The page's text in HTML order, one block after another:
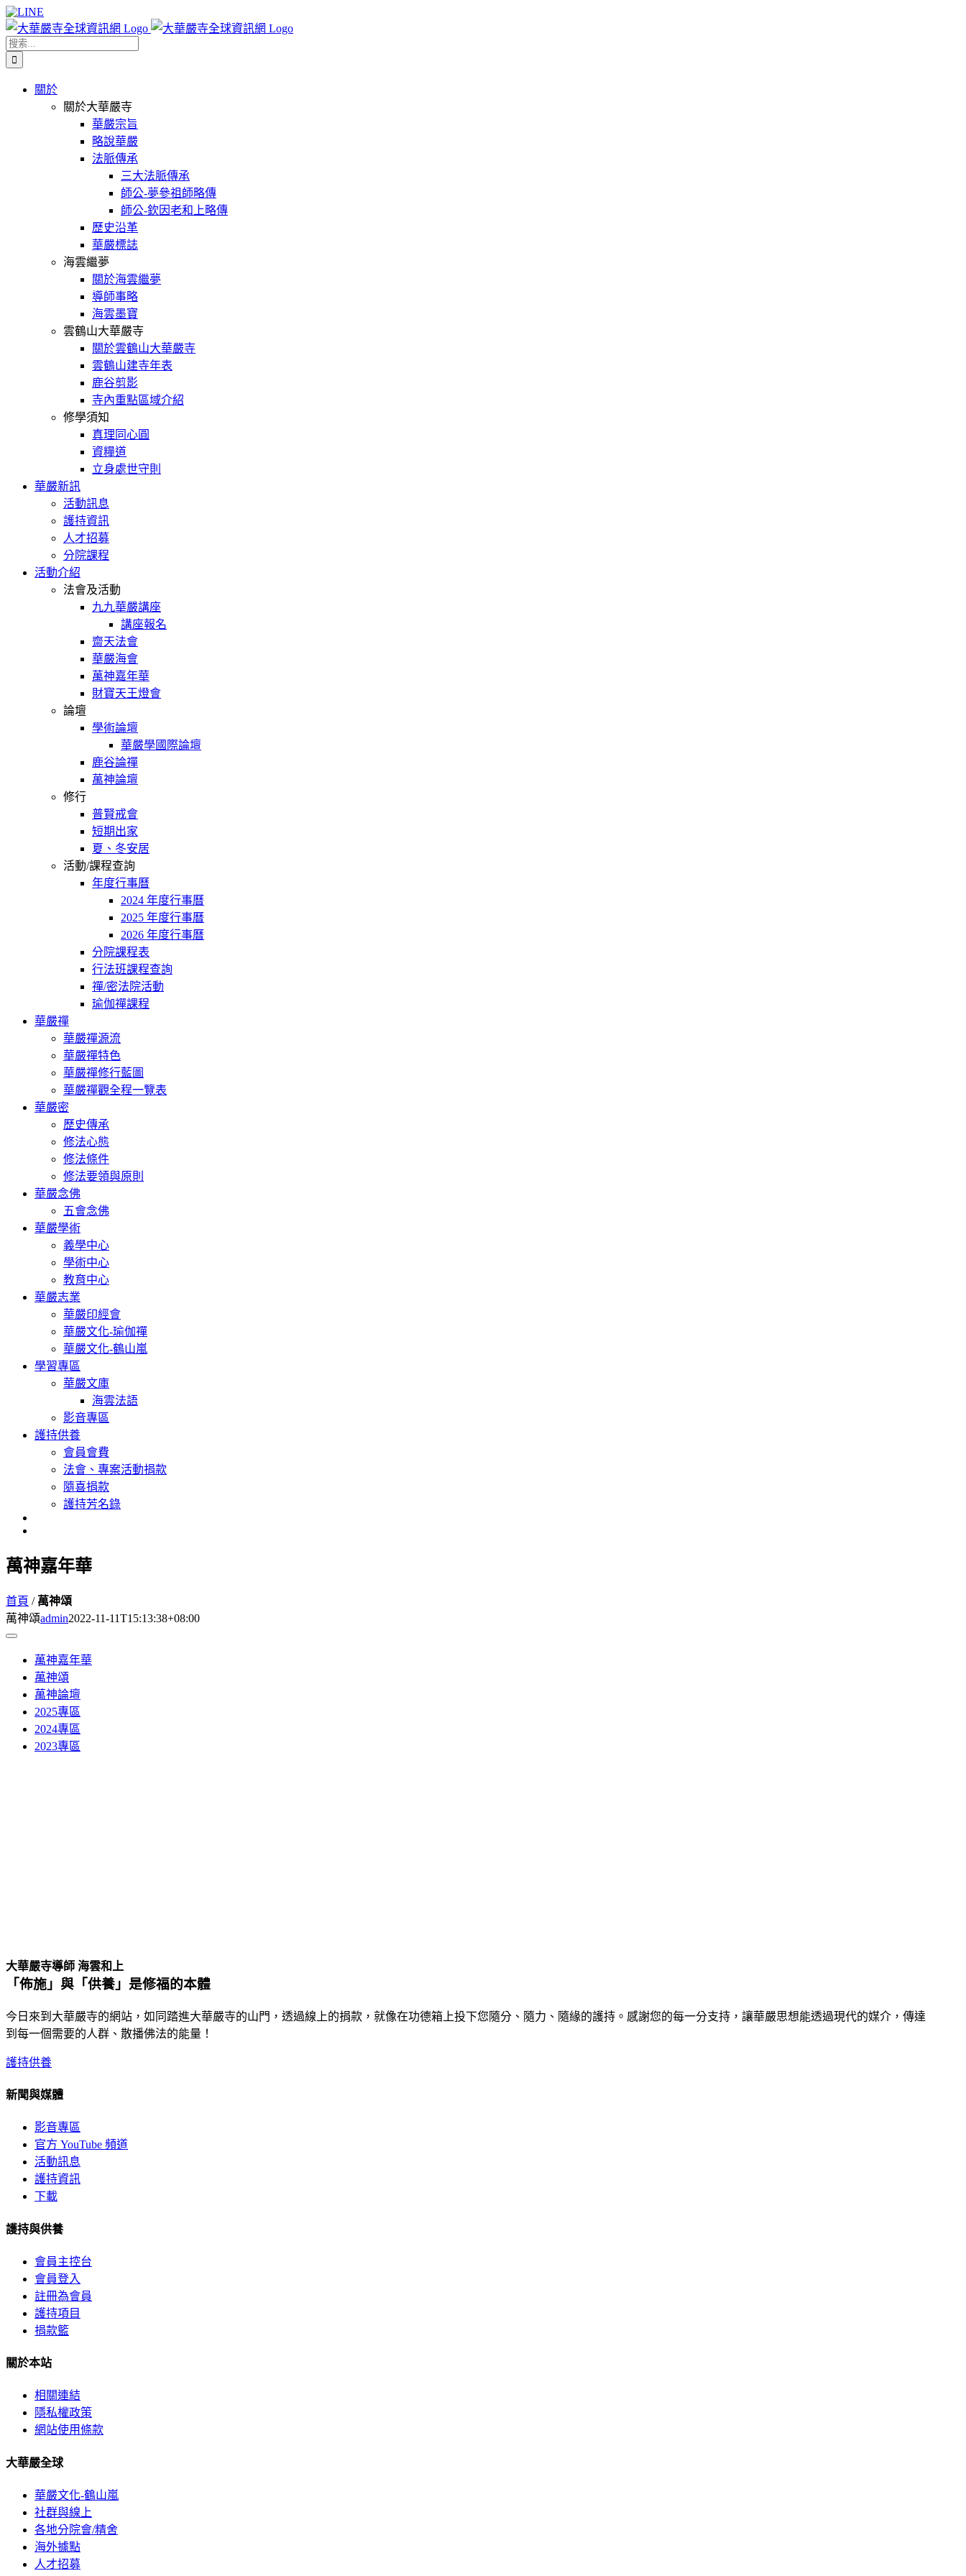
Skip
to
content
Facebook
X
WeChat
YouTube
LINE
搜
索
關於
關於大華嚴寺
華嚴宗旨
略說華嚴
法脈傳承
三大法脈傳承
師公-夢參祖師略傳
師公-欽因老和上略傳
歷史沿革
華嚴標誌
海雲繼夢
關於海雲繼夢
導師事略
海雲墨寶
雲鶴山大華嚴寺
關於雲鶴山大華嚴寺
雲鶴山建寺年表
鹿谷剪影
寺內重點區域介紹
修學須知
真理同心圓
資糧道
立身處世守則
華嚴新訊
活動訊息
護持資訊
人才招募
分院課程
活動介紹
法會及活動
九九華嚴講座
講座報名
齋天法會
華嚴海會
萬神嘉年華
財寶天王燈會
論壇
學術論壇
華嚴學國際論壇
鹿谷論禪
萬神論壇
修行
普賢戒會
短期出家
夏、冬安居
活動/課程查詢
年度行事曆
2024 年度行事曆
2025 年度行事曆
2026 年度行事曆
分院課程表
行法班課程查詢
禪/密法院活動
瑜伽禪課程
華嚴禪
華嚴禪源流
華嚴禪特色
華嚴禪修行藍圖
華嚴禪觀全程一覽表
華嚴密
歷史傳承
修法心態
修法條件
修法要領與原則
華嚴念佛
五會念佛
華嚴學術
義學中心
學術中心
教育中心
華嚴志業
華嚴印經會
華嚴文化-瑜伽禪
華嚴文化-鶴山嵐
學習專區
華嚴文庫
海雲法語
影音專區
護持供養
會員會費
法會、專案活動捐款
隨喜捐款
護持芳名錄
萬神嘉年華
首頁 / 萬神頌
萬神頌admin2022-11-11T15:13:38+08:00
Toggle
萬神嘉年華
萬神頌
萬神論壇
2025專區
2024專區
2023專區
大華嚴寺導師 海雲和上
「佈施」與「供養」是修福的本體
今日來到大華嚴寺的網站，如同踏進大華嚴寺的山門，透過線上的捐款，就像在功德箱上投下您隨分、隨力、隨緣的護持。感謝您的每一分支持，讓華嚴思想能透過現代的媒介，傳達
到每一個需要的人群、散播佛法的能量！
護持供養
新聞與媒體
影音專區
官方 YouTube 頻道
活動訊息
護持資訊
下載
護持與供養
會員主控台
會員登入
註冊為會員
護持項目
捐款籃
關於本站
相關連結
隱私權政策
網站使用條款
大華嚴全球
華嚴文化-鶴山嵐
社群與線上
各地分院會/精舍
海外據點
人才招募